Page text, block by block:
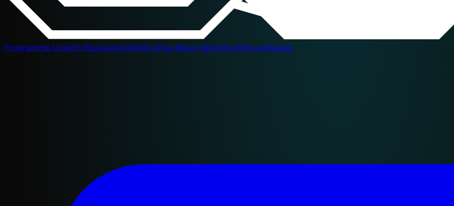
Programme Univers Exposants Invités Actus Nous rejoindreInfos pratiques